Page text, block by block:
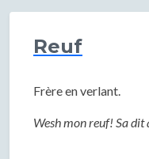
Reuf
Frère en verlant.
Wesh mon reuf! Sa dit